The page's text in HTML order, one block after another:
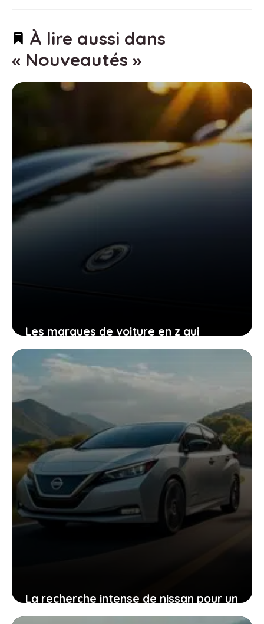
À lire aussi dans
« Nouveautés »
Les marques de voiture en z qui
transforment chaque trajet en une
aventure mémorable pour vous
La recherche intense de nissan pour un
partenaire capable de sauver ses